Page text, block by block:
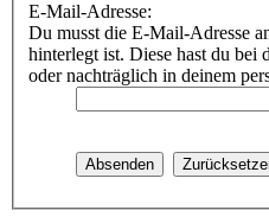
E-Mail-Adresse:
Du musst die E-Mail-Adresse
hinterlegt ist. Diese hast du bei
oder nachträglich in deinem